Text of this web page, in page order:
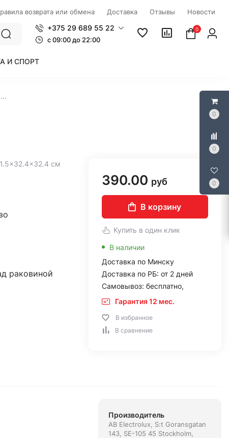
0
0
0
возврата или обмена Доставка Отзывы Новости
+375 29 689 55 22
c 09:00 до 22:00
0
И СПОРТ
Водонагреватель Electrolux EWH 10 Q-bic O
см
раковиной
390.00 руб
В корзину
Купить в один клик
В наличии
Доставка по Минску
Доставка по РБ: от 2 дней
Самовывоз: бесплатно,
Гарантия 12 мес.
В избранное
В сравнение
Производитель
AB Electrolux, S:t Goransgatan
143, SE-105 45 Stockholm,